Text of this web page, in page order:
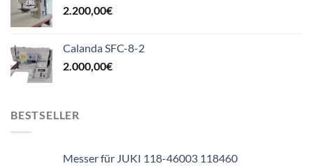
2.200,00€
Calanda SFC-8-2
2.000,00€
BESTSELLER
Messer für JUKI 118-46003 118460